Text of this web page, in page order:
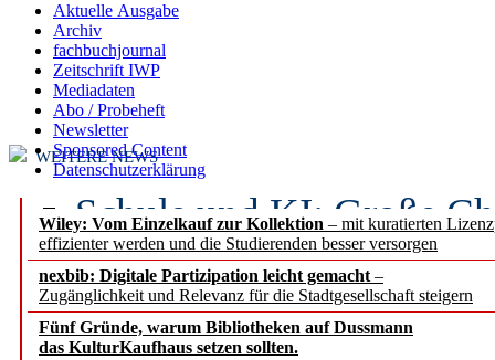
Aktuelle Ausgabe
Archiv
fachbuchjournal
Zeitschrift IWP
Mediadaten
Abo / Probeheft
Newsletter
Sponsored Content
Datenschutzerklärung
Wiley: Vom Einzelkauf zur Kollektion – mit kuratierten
effizienter werden und die Studierenden besser versorgen
nexbib: Digitale Partizipation leicht gemacht –
Zugänglichkeit und Relevanz für die Stadtgesellschaft steigern
Fünf Gründe, warum Bibliotheken auf Dussmann
das KulturKaufhaus setzen sollten.
WEITERE NEWS
Schule und KI: Große
Voraussetzungen
Erfolgreiches erstes